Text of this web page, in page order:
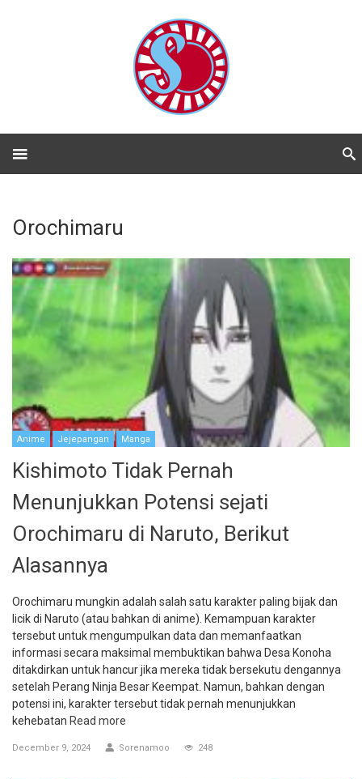
Orochimaru
Anime Jejepangan Manga
Kishimoto Tidak Pernah
Menunjukkan Potensi sejati
Orochimaru di Naruto, Berikut
Alasannya
Orochimaru mungkin adalah salah satu karakter paling bijak dan
licik di Naruto (atau bahkan di anime). Kemampuan karakter
tersebut untuk mengumpulkan data dan memanfaatkan
informasi secara maksimal membuktikan bahwa Desa Konoha
ditakdirkan untuk hancur jika mereka tidak bersekutu dengannya
setelah Perang Ninja Besar Keempat. Namun, bahkan dengan
potensi ini, karakter tersebut tidak pernah menunjukkan
kehebatan Read more
December 9, 2024 Sorenamoo 248